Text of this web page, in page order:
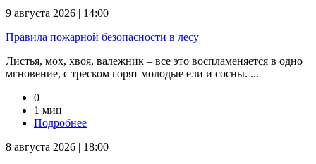
9 августа 2026 | 14:00
Правила пожарной безопасности в лесу
Листья, мох, хвоя, валежник – все это воспламеняется в одно
мгновение, с треском горят молодые ели и сосны. ...
0
1 мин
Подробнее
8 августа 2026 | 18:00